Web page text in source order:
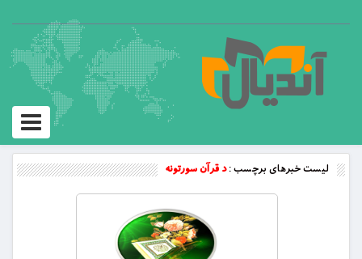
Toggle
لیست خبرهای برچسب :د قرآن سورتونه